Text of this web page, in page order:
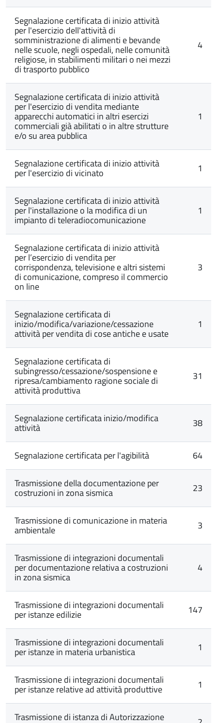
Segnalazione certificata di inizio attività
per l'esercizio dell'attività di
somministrazione di alimenti e bevande
nelle scuole, negli ospedali, nelle comunità
religiose, in stabilimenti militari o nei mezzi
di trasporto pubblico
4
Segnalazione certificata di inizio attività
per l'esercizio di vendita mediante
apparecchi automatici in altri esercizi
commerciali già abilitati o in altre strutture
e/o su area pubblica
1
Segnalazione certificata di inizio attività
per l'esercizio di vicinato 1
Segnalazione certificata di inizio attività
per l'installazione o la modifica di un
impianto di teleradiocomunicazione
1
Segnalazione certificata di inizio attività
per l’esercizio di vendita per
corrispondenza, televisione e altri sistemi
di comunicazione, compreso il commercio
on line
3
Segnalazione certificata di
inizio/modifica/variazione/cessazione
attività per vendita di cose antiche e usate
1
Segnalazione certificata di
subingresso/cessazione/sospensione e
ripresa/cambiamento ragione sociale di
attività produttiva
31
Segnalazione certificata inizio/modifica
attività 38
Segnalazione certificata per l'agibilità 64
Trasmissione della documentazione per
costruzioni in zona sismica 23
Trasmissione di comunicazione in materia
ambientale 3
Trasmissione di integrazioni documentali
per documentazione relativa a costruzioni
in zona sismica
4
Trasmissione di integrazioni documentali
per istanze edilizie 147
Trasmissione di integrazioni documentali
per istanze in materia urbanistica 1
Trasmissione di integrazioni documentali
per istanze relative ad attività produttive 1
Trasmissione di istanza di Autorizzazione